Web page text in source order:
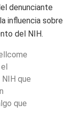
denunciante
influencia sobre
del NIH.
que
que